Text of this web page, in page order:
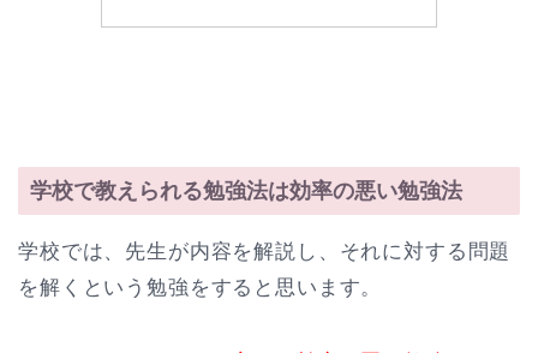
学校で教えられる勉強法は効率の悪い勉強法
学校では、先生が内容を解説し、それに対する問題
を解くという勉強をすると思います。